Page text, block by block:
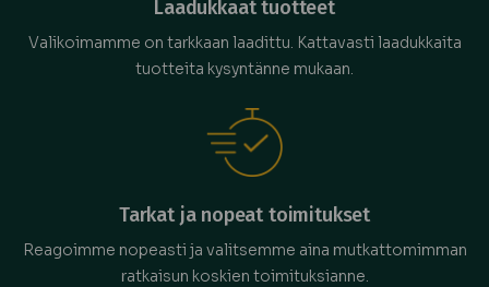
Laadukkaat tuotteet
Valikoimamme on tarkkaan laadittu. Kattavasti laadukkaita
tuotteita kysyntänne mukaan.
Tarkat ja nopeat toimitukset
Reagoimme nopeasti ja valitsemme aina mutkattomimman
ratkaisun koskien toimituksianne.